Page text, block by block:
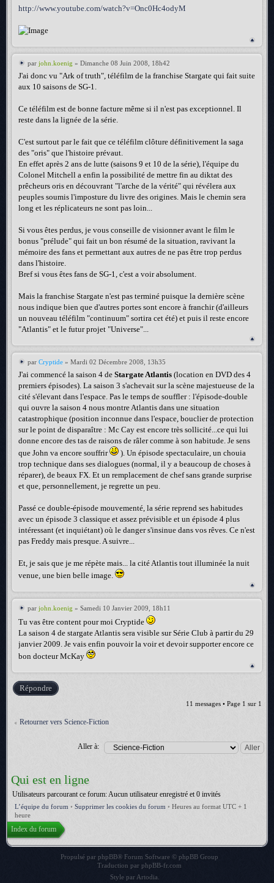
http://www.youtube.com/watch?v=Onc0Hc4odyM
par john.koenig » Dimanche 08 Juin 2008, 18h42
J'ai donc vu "Ark of truth", téléfilm de la franchise Stargate qui fait suite
aux 10 saisons de SG-1.
Ce téléfilm est de bonne facture même si il n'est pas exceptionnel. Il
reste dans la lignée de la série.
C'est surtout par le fait que ce téléfilm clôture définitivement la saga
des "oris" que l'histoire prévaut.
En effet après 2 ans de lutte (saisons 9 et 10 de la série), l'équipe du
Colonel Mitchell a enfin la possibilité de mettre fin au diktat des
prêcheurs oris en découvrant "l'arche de la vérité" qui révélera aux
peuples soumis l'imposture du livre des origines. Mais le chemin sera
long et les réplicateurs ne sont pas loin...
Si vous êtes perdus, je vous conseille de visionner avant le film le
bonus "prélude" qui fait un bon résumé de la situation, ravivant la
mémoire des fans et permettant aux autres de ne pas être trop perdus
dans l'histoire.
Bref si vous êtes fans de SG-1, c'est a voir absolument.
Mais la franchise Stargate n'est pas terminé puisque la dernière scène
nous indique bien que d'autres portes sont encore à franchir (d'ailleurs
un nouveau téléfilm "continuum" sortira cet été) et puis il reste encore
"Atlantis" et le futur projet "Universe"...
par Cryptide » Mardi 02 Décembre 2008, 13h35
J'ai commencé la saison 4 de Stargate Atlantis (location en DVD des 4
premiers épisodes). La saison 3 s'achevait sur la scène majestueuse de la
cité s'élevant dans l'espace. Pas le temps de souffler : l'épisode-double
qui ouvre la saison 4 nous montre Atlantis dans une situation
catastrophique (position inconnue dans l'espace, bouclier de protection
sur le point de disparaître : Mc Cay est encore très sollicité...ce qui lui
donne encore des tas de raisons de râler comme à son habitude. Je sens
que John va encore souffrir
). Un épisode spectaculaire, un chouia
trop technique dans ses dialogues (normal, il y a beaucoup de choses à
réparer), de beaux FX. Et un remplacement de chef sans grande surprise
et que, personnellement, je regrette un peu.
Passé ce double-épisode mouvementé, la série reprend ses habitudes
avec un épisode 3 classique et assez prévisible et un épisode 4 plus
intéressant (et inquiétant) où le danger s'insinue dans vos rêves. Ce n'est
pas Freddy mais presque. A suivre...
Et, je sais que je me répète mais... la cité Atlantis tout illuminée la nuit
venue, une bien belle image.
par john.koenig » Samedi 10 Janvier 2009, 18h11
Tu vas être content pour moi Cryptide
La saison 4 de stargate Atlantis sera visible sur Série Club à partir du 29
janvier 2009. Je vais enfin pouvoir la voir et devoir supporter encore ce
bon docteur McKay
Répondre
11 messages • Page 1 sur 1
Retourner vers Science-Fiction
Aller à:
Qui est en ligne
Utilisateurs parcourant ce forum: Aucun utilisateur enregistré et 0 invités
L’équipe du forum • Supprimer les cookies du forum • Heures au format UTC + 1
heure
Index du forum
Propulsé par phpBB® Forum Software © phpBB Group
Traduction par phpBB-fr.com
Style par Artodia